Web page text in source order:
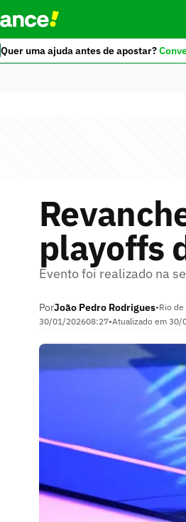
Quer uma ajuda antes de apostar?
playoffs
Evento foi realizado na
PorJoão Pedro Rodrigues•Rio de
30/01/202608:27•Atualizado em 30/